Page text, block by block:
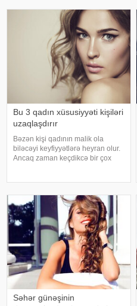
ola biləcəyini bildirirlər. xəbər verir
Bu 3 qadın xüsusiyyəti kişiləri
uzaqlaşdırır
Bəzən kişi qadının malik ola
biləcəyi keyfiyyətlərə heyran olur.
Ancaq zaman keçdikcə bir çox
növ kişilər qadınlardan soyuyur. .
Kişilər
Səhər günəşinin